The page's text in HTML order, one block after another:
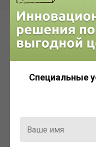
и
Специальные